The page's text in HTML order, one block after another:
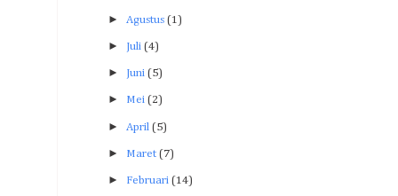
► Agustus (1)
► Juli (4)
► Juni (5)
► Mei (2)
► April (5)
► Maret (7)
► Februari (14)